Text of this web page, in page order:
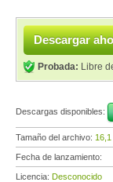
Descargar
Probada: Libre
Descargas disponibles:
Tamaño del archivo:
Fecha de lanzamiento:
Licencia: Desconocido